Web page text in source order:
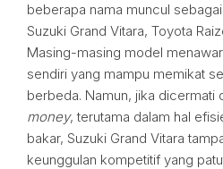
beberapa nama muncul
Suzuki Grand Vitara, Toyota
Masing-masing model
sendiri yang mampu memikat
berbeda. Namun, jika dicermati
money, terutama dalam hal
bakar, Suzuki Grand Vitara
keunggulan kompetitif yang